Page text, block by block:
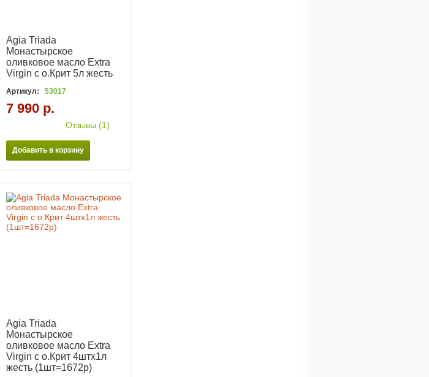
Agia Triada
Монастырское
оливковое масло Extra
Virgin с о.Крит 5л жесть
Артикул: 53017
7 990 р.
Отзывы (1)
Добавить в корзину
Agia Triada
Монастырское
оливковое масло Extra
Virgin с о.Крит 4штx1л
жесть (1шт=1672р)